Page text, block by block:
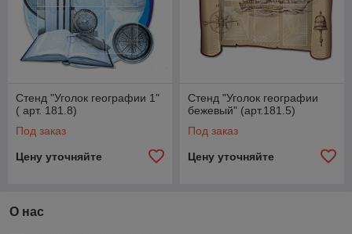
Стенд "Уголок географии 1"
( арт. 181.8)
Под заказ
Цену уточняйте
Стенд "Уголок географии
бежевый" (арт.181.5)
Под заказ
Цену уточняйте
О нас